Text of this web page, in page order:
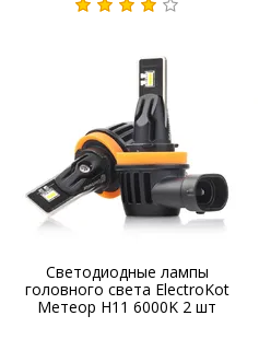
Светодиодные лампы
головного света ElectroKot
Метеор H11 6000K 2 шт